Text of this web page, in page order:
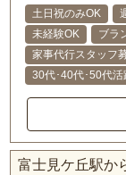
土日祝のみOK
未経験OK
ブラ
家事代行スタッフ
30代･40代･50代活
富士見ケ丘駅か